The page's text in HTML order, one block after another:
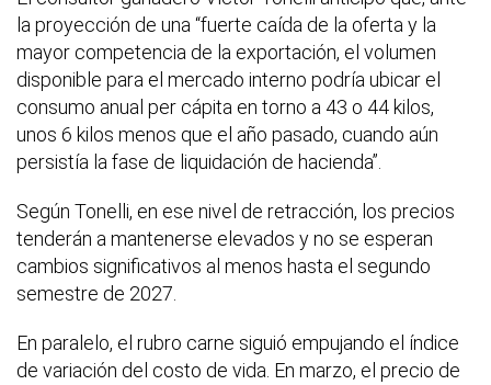
la proyección de una “fuerte caída de la oferta y la
mayor competencia de la exportación, el volumen
disponible para el mercado interno podría ubicar el
consumo anual per cápita en torno a 43 o 44 kilos,
unos 6 kilos menos que el año pasado, cuando aún
persistía la fase de liquidación de hacienda”.
Según Tonelli, en ese nivel de retracción, los precios
tenderán a mantenerse elevados y no se esperan
cambios significativos al menos hasta el segundo
semestre de 2027.
En paralelo, el rubro carne siguió empujando el índice
de variación del costo de vida. En marzo, el precio de